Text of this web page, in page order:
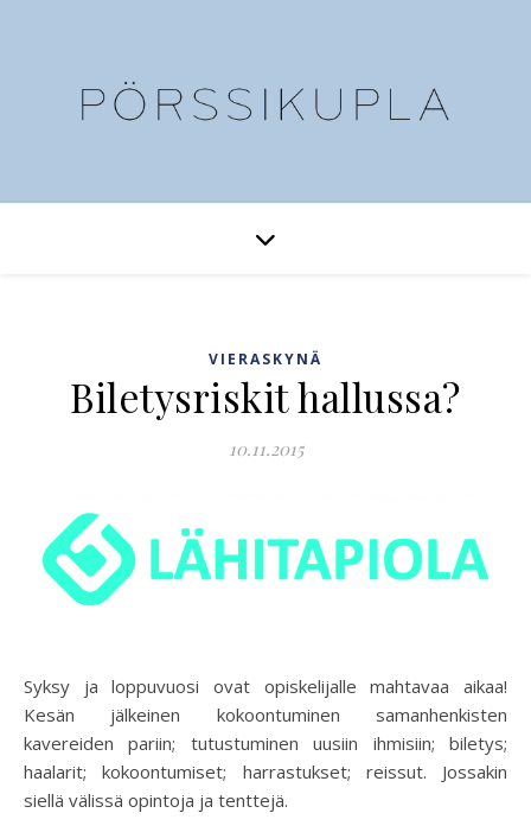
VIERASKYNÄ
Biletysriskit hallussa?
10.11.2015
Syksy ja loppuvuosi ovat opiskelijalle mahtavaa aikaa!
Kesän jälkeinen kokoontuminen samanhenkisten
kavereiden pariin; tutustuminen uusiin ihmisiin; biletys;
haalarit; kokoontumiset; harrastukset; reissut. Jossakin
siellä välissä opintoja ja tenttejä.